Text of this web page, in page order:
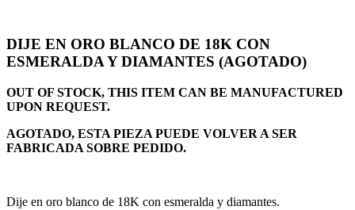
DIJE EN ORO BLANCO DE 18K CON
ESMERALDA Y DIAMANTES (AGOTADO)
OUT OF STOCK, THIS ITEM CAN BE MANUFACTURED
UPON REQUEST.
AGOTADO, ESTA PIEZA PUEDE VOLVER A SER
FABRICADA SOBRE PEDIDO.
Dije en oro blanco de 18K con esmeralda y diamantes.